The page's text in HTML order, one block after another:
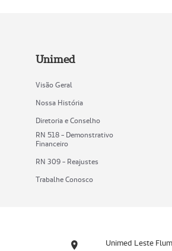
Unimed
Visão Geral
Nossa História
Diretoria e Conselho
RN 518 - Demonstrativo
Financeiro
RN 309 - Reajustes
Trabalhe Conosco
Unimed Leste